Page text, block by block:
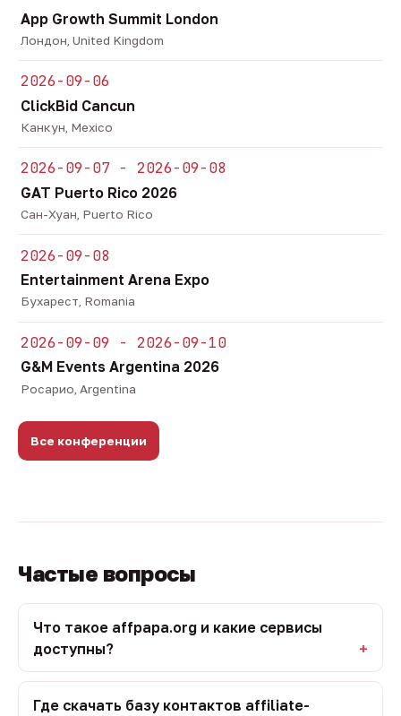
App Growth Summit London
Лондон, United Kingdom
2026-09-06
ClickBid Cancun
Канкун, Mexico
2026-09-07 - 2026-09-08
GAT Puerto Rico 2026
Сан-Хуан, Puerto Rico
2026-09-08
Entertainment Arena Expo
Бухарест, Romania
2026-09-09 - 2026-09-10
G&M Events Argentina 2026
Росарио, Argentina
Все конференции
Частые вопросы
Что такое affpapa.org и какие сервисы
доступны?
Где скачать базу контактов affiliate-